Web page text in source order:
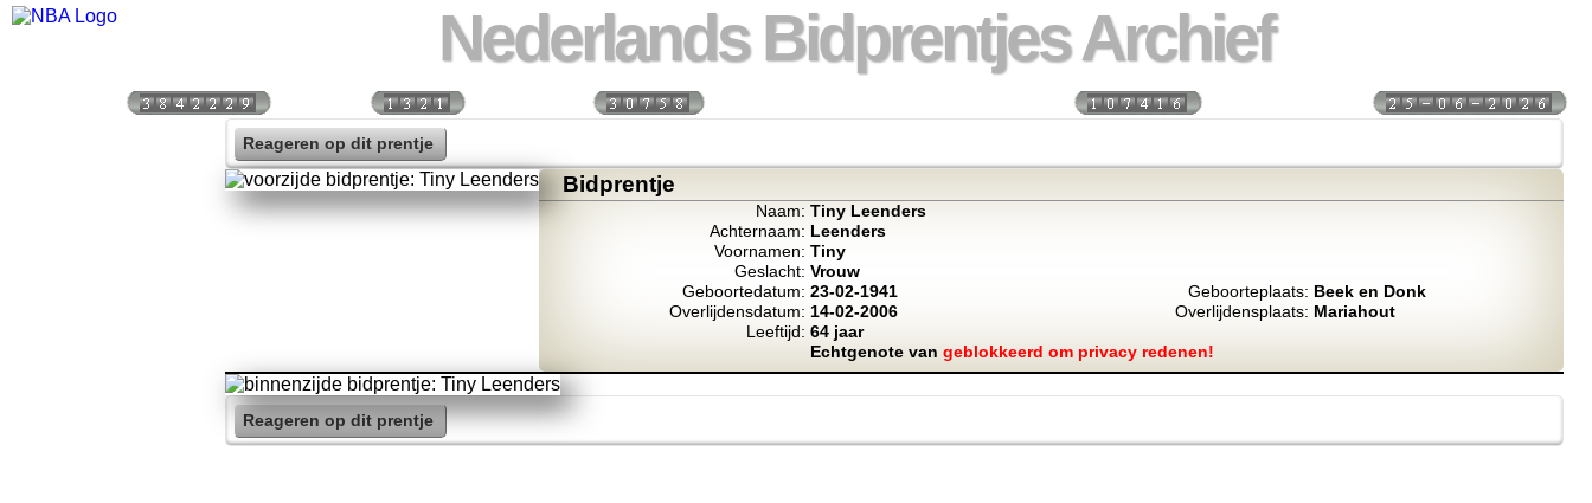
Nederlands Bidprentjes Archief
Reageren op dit prentje
Bidprentje
Naam: Tiny Leenders
Achternaam: Leenders
Voornamen: Tiny
Geslacht: Vrouw
Geboortedatum: 23-02-1941 Geboorteplaats: Beek en Donk
Overlijdensdatum: 14-02-2006 Overlijdensplaats: Mariahout
Leeftijd: 64 jaar
Echtgenote van geblokkeerd om privacy redenen!
Reageren op dit prentje